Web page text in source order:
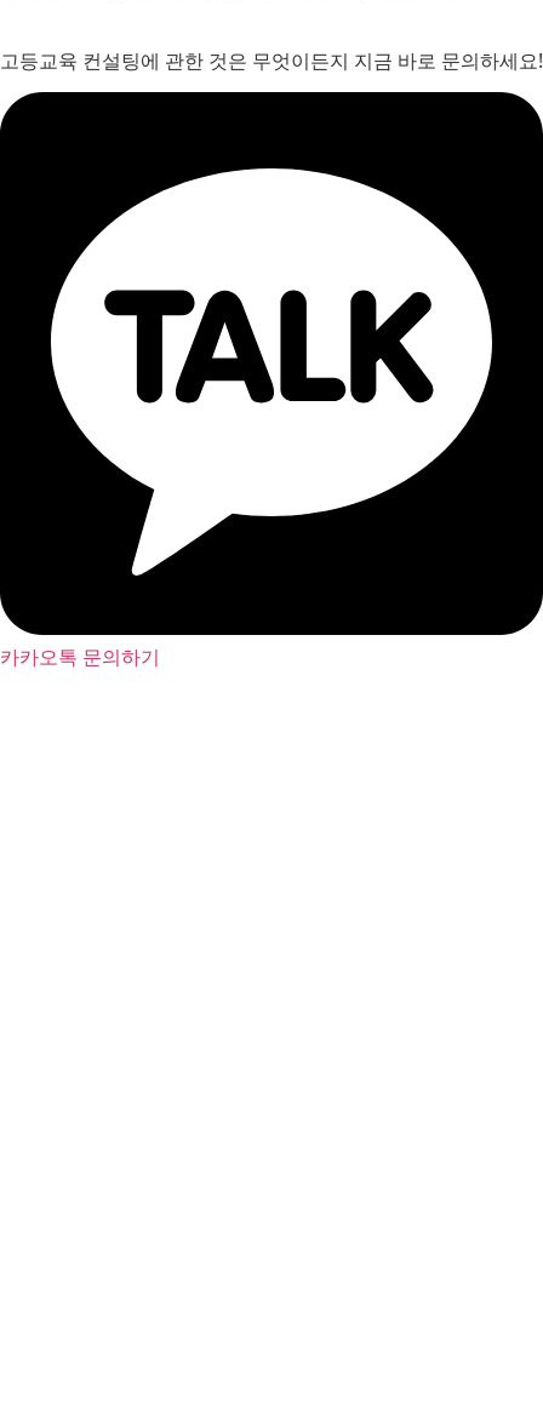
고등교육 컨설팅에 관한 것은 무엇이든지 지금 바로 문의하세요!
카카오톡 문의하기